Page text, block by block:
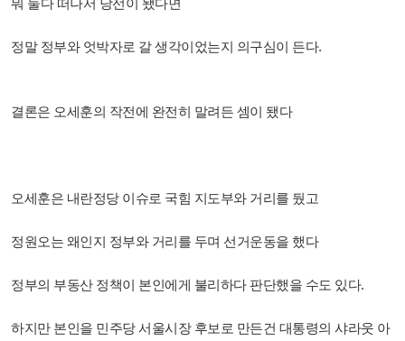
뭐 둘다 떠나서 당선이 됐다면
정말 정부와 엇박자로 갈 생각이었는지 의구심이 든다.
결론은 오세훈의 작전에 완전히 말려든 셈이 됐다
오세훈은 내란정당 이슈로 국힘 지도부와 거리를 뒀고
정원오는 왜인지 정부와 거리를 두며 선거운동을 했다
정부의 부동산 정책이 본인에게 불리하다 판단했을 수도 있다.
하지만 본인을 민주당 서울시장 후보로 만든건 대통령의 샤라웃 아